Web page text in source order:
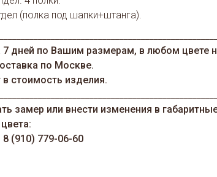
(полка под шапки+штанга).
7 дней по Вашим размерам, в любом цвете
по Москве.
стоимость изделия.
замер или внести изменения в
(910) 779-06-60